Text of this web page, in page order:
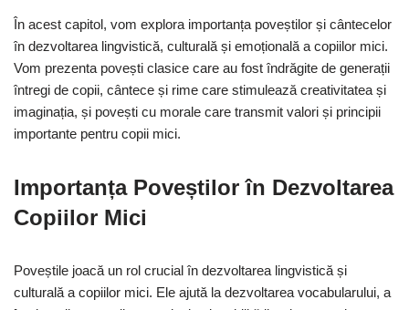
În acest capitol, vom explora importanța poveștilor și cântecelor
în dezvoltarea lingvistică, culturală și emoțională a copiilor mici.
Vom prezenta povești clasice care au fost îndrăgite de generații
întregi de copii, cântece și rime care stimulează creativitatea și
imaginația, și povești cu morale care transmit valori și principii
importante pentru copii mici.
Importanța Poveștilor în Dezvoltarea
Copiilor Mici
Poveștile joacă un rol crucial în dezvoltarea lingvistică și
culturală a copiilor mici. Ele ajută la dezvoltarea vocabularului, a